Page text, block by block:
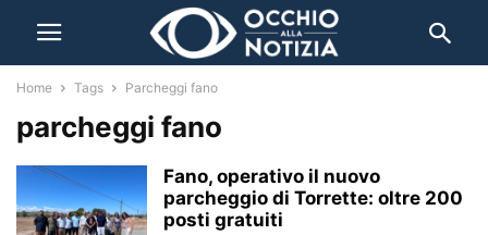
Home Tags Parcheggi fano
parcheggi fano
Fano, operativo il nuovo
parcheggio di Torrette: oltre 200
posti gratuiti